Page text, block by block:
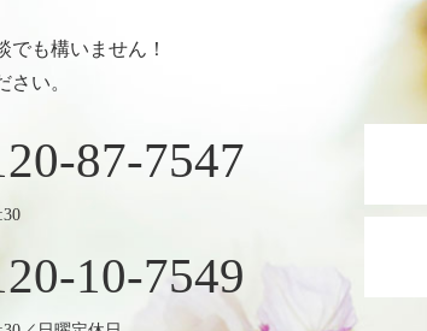
でも構いません！
さい。
87-7547
10-7549